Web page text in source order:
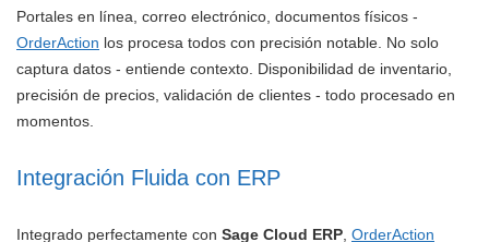
Portales en línea, correo electrónico, documentos físicos -
OrderAction los procesa todos con precisión notable. No solo
captura datos - entiende contexto. Disponibilidad de inventario,
precisión de precios, validación de clientes - todo procesado en
momentos.
Integración Fluida con ERP
Integrado perfectamente con Sage Cloud ERP OrderAction